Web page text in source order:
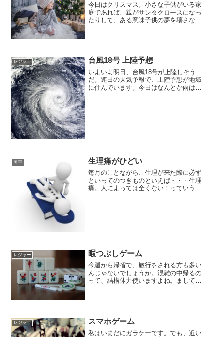
今日はクリスマス。小さな子供がいる家
庭であれば、親がサンタクロースになっ
たりして、ある意味子供の夢を壊さない
レジャー 台風18号 上陸予想
いよいよ明日、台風18号が上陸しそう
だ。連日の天気予報で、上陸予想が地域
に住んでいます。今日はなんとか雨はさ
美容 生理痛がひどい
毎月のことながら、生理が来た際に必ず
といってのつきものといえば・・・生理
痛。人によっては全くない！っていう人
レジャー 暇つぶしゲーム
今週から帰省で、旅行をされる方も多い
んじゃないでしょうか。混雑の中帰るの
って、結構体力使いますよね。まして
レジャー スマホゲーム
私はいまだにガラケーです。でも、近い